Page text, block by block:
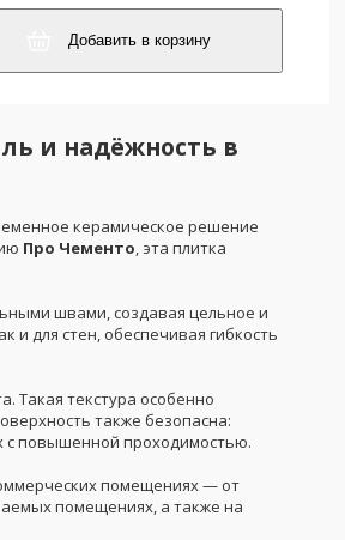
Добавить в корзину
и надёжность в
керамическое решение
Про Чементо , эта плитка
швами, создавая цельное и
для стен, обеспечивая гибкость
Такая текстура особенно
также безопасна:
с повышенной проходимостью.
помещениях — от
помещениях, а также на